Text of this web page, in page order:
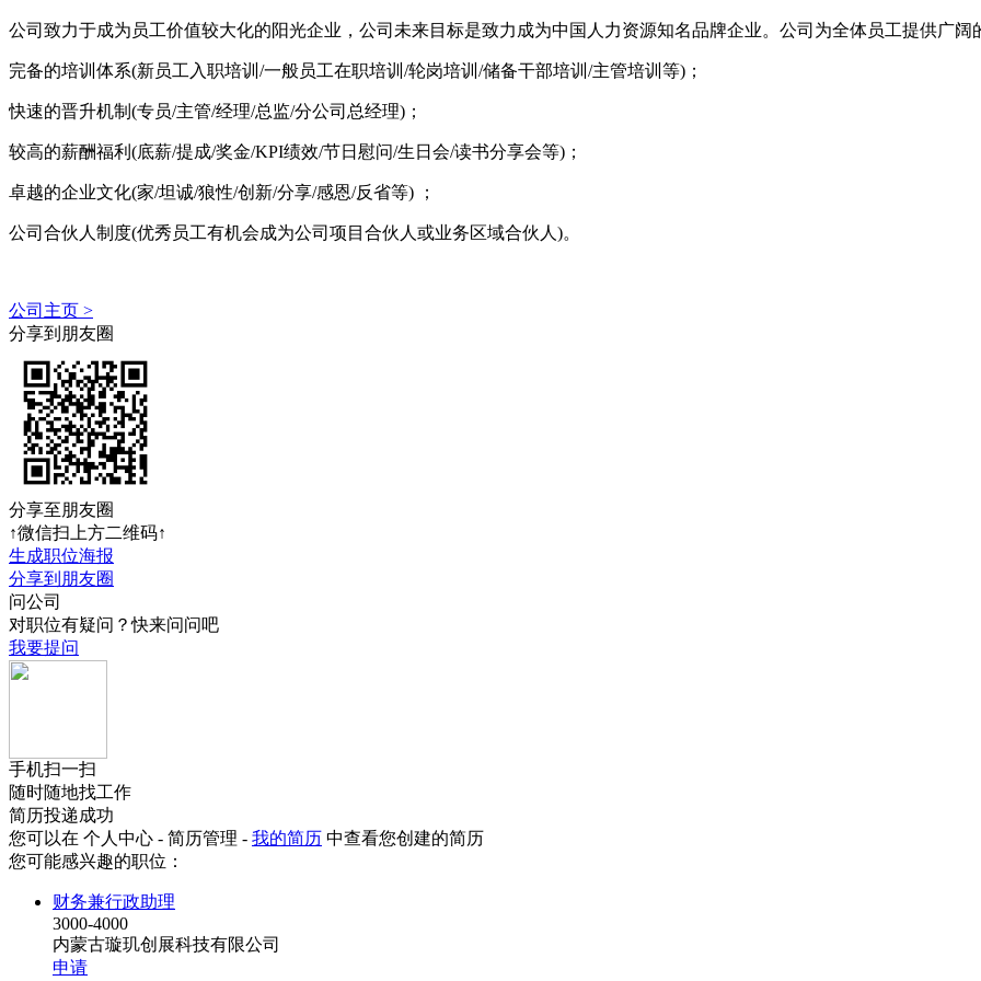
公司致力于成为员工价值较大化的阳光企业，公司未来目标是致力成为中国人力资源知名品牌企业。公司为全体员工提供广阔
完备的培训体系(新员工入职培训/一般员工在职培训/轮岗培训/储备干部培训/主管培训等)；
快速的晋升机制(专员/主管/经理/总监/分公司总经理)；
较高的薪酬福利(底薪/提成/奖金/KPI绩效/节日慰问/生日会/读书分享会等)；
卓越的企业文化(家/坦诚/狼性/创新/分享/感恩/反省等) ；
公司合伙人制度(优秀员工有机会成为公司项目合伙人或业务区域合伙人)。
公司主页 >
分享到朋友圈
分享至朋友圈
↑微信扫上方二维码↑
生成职位海报
分享到朋友圈
问公司
对职位有疑问？快来问问吧
我要提问
手机扫一扫
随时随地找工作
简历投递成功
您可以在 个人中心 - 简历管理 - 我的简历 中查看您创建的简历
您可能感兴趣的职位：
财务兼行政助理
3000-4000
内蒙古璇玑创展科技有限公司
申请